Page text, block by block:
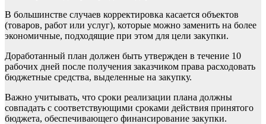
В большинстве случаев корректировка касается объектов
(товаров, работ или услуг), которые можно заменить на более
экономичные, подходящие при этом для цели закупки.
Доработанный план должен быть утвержден в течение 10
рабочих дней после получения заказчиком права расходовать
бюджетные средства, выделенные на закупку.
Важно учитывать, что сроки реализации плана должны
совпадать с соответствующими сроками действия принятого
бюджета, обеспечивающего финансирование закупки.